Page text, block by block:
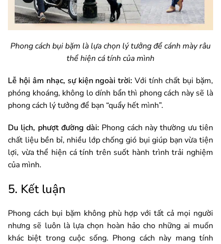
Phong cách bụi bặm là lựa chọn lý tưởng để cánh mày râu
thể hiện cá tính của mình
Lễ hội âm nhạc, sự kiện ngoài trời: Với tính chất bụi bặm,
phóng khoáng, không lo dính bẩn thì phong cách này sẽ là
phong cách lý tưởng để bạn “quẩy hết mình”.
Du lịch, phượt đường dài: Phong cách này thường ưu tiên
chất liệu bền bỉ, nhiều lớp chống gió bụi giúp bạn vừa tiện
lợi, vừa thể hiện cá tính trên suốt hành trình trải nghiệm
của mình.
5. Kết luận
Phong cách bụi bặm không phù hợp với tất cả mọi người
nhưng sẽ luôn là lựa chọn hoàn hảo cho những ai muốn
khác biệt trong cuộc sống. Phong cách này mang tính